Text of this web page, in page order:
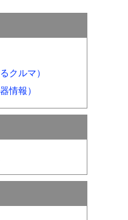
クルマ）
情報）